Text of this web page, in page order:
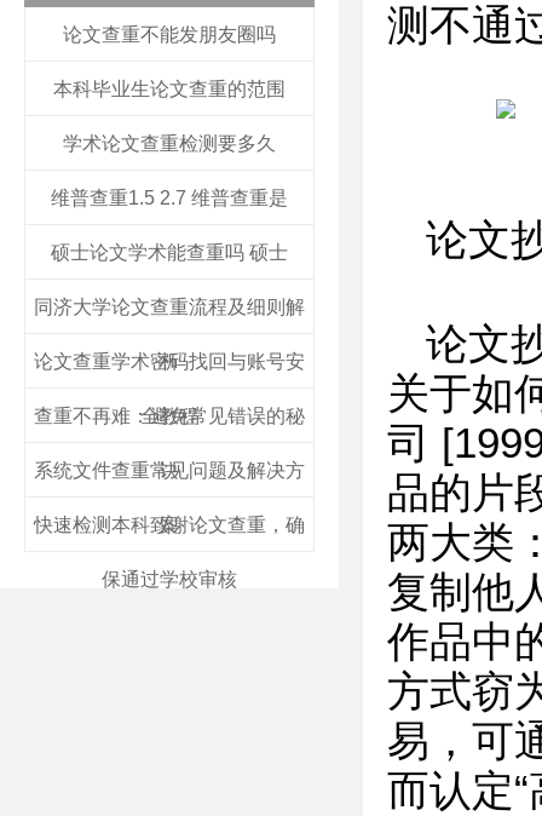
论文查重不能发朋友圈吗
本科毕业生论文查重的范围
学术论文查重检测要多久
维普查重1.5 2.7 维普查重是
硕士论文学术能查重吗 硕士
同济大学论文查重流程及细则解
析
论文查重学术密码找回与账号安
全教程
查重不再难：避免常见错误的秘
诀
系统文件查重常见问题及解决方
案
快速检测本科致谢论文查重，确
保通过学校审核
测不通
论文
论文
关于如
司
品的片
两大类
复制他
作品中
方式窃
易，可
而认定